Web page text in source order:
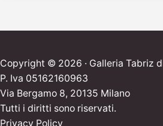
Copyright © 2026 · Galleria Tabriz
P. Iva 05162160963
Via Bergamo 8, 20135 Milano
Tutti i diritti sono riservati.
Privacy Policy